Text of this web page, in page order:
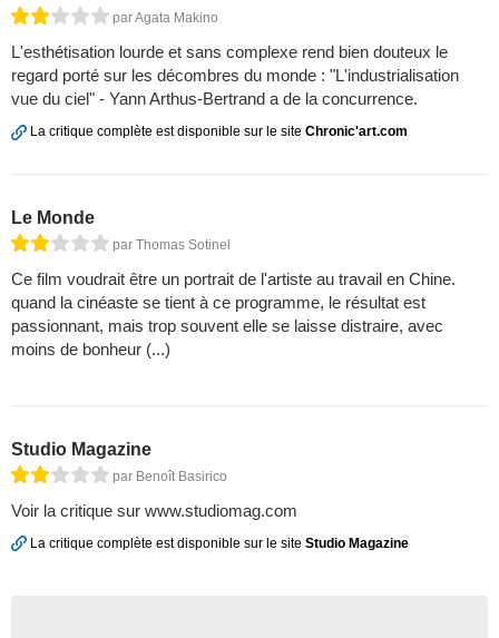
par Agata Makino
L'esthétisation lourde et sans complexe rend bien douteux le
regard porté sur les décombres du monde : "L'industrialisation
vue du ciel" - Yann Arthus-Bertrand a de la concurrence.
La critique complète est disponible sur le site Chronic'art.com
Le Monde
par Thomas Sotinel
Ce film voudrait être un portrait de l'artiste au travail en Chine.
quand la cinéaste se tient à ce programme, le résultat est
passionnant, mais trop souvent elle se laisse distraire, avec
moins de bonheur (...)
Studio Magazine
par Benoît Basirico
Voir la critique sur www.studiomag.com
La critique complète est disponible sur le site Studio Magazine